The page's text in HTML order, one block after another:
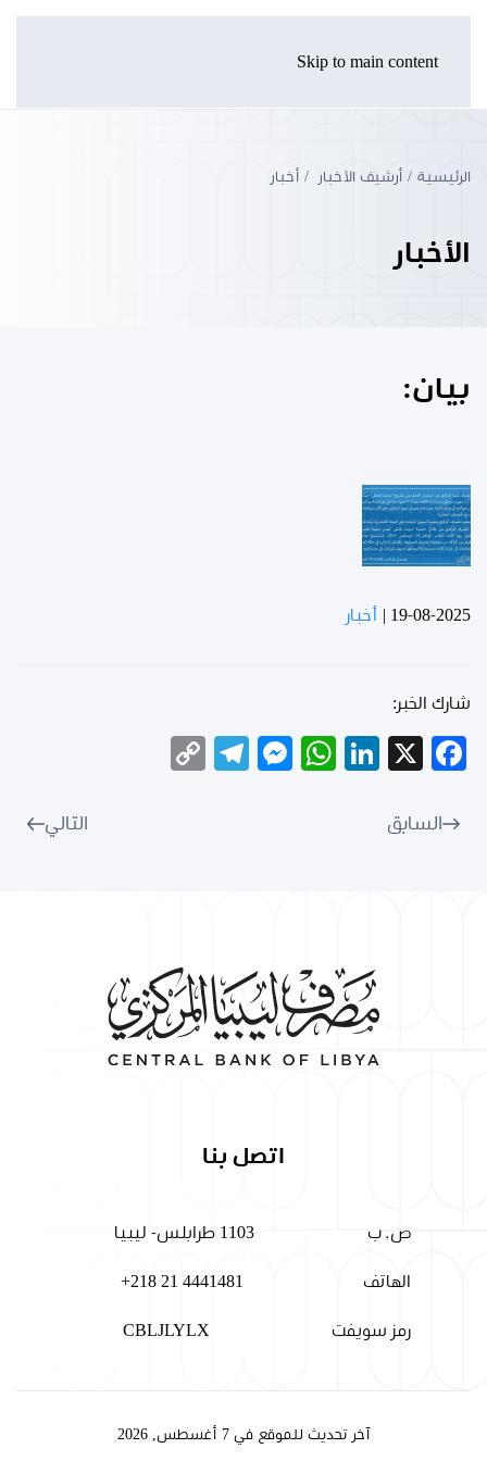
Skip to main content
الرئيسية أرشيف الأخبار أخبار
الأخبار
بيان:
19-08-2025 أخبار
شارك الخبر:
Facebook
X
LinkedIn
WhatsApp
Messenger
Telegram
السابق التالي
اتصل بنا
ص. ب 1103 طرابلس- ليبيا
الهاتف +218 21 4441481
رمز سويفت CBLJLYLX
آخر تحديث للموقع في 7 أغسطس, 2026